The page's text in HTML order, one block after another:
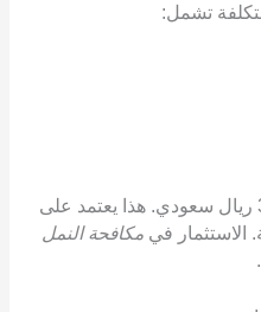
تشمل:
التكاليف تتراوح بين 500 و 3000 ريال سعودي. هذا يعتمد على
في مكافحة النمل